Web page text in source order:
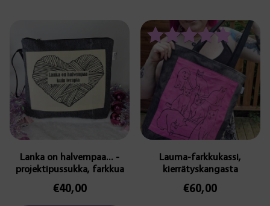
Lanka on halvempaa… -
projektipussukka, farkkua
€40,00
tuotteella
on
useampi
muunnelma.
Voit
tehdä
valinnat
Lauma-farkkukassi,
kierrätyskangasta
Arvostelu
tuotteesta:
5.00
/ 5
€60,00